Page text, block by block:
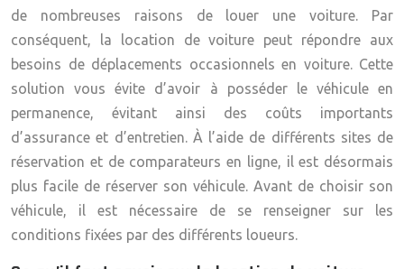
de nombreuses raisons de louer une voiture. Par
conséquent, la
location de voiture peut répondre aux
besoins de déplacements occasionnels en voiture. Cette
solution vous évite d’avoir à posséder le véhicule en
permanence, évitant ainsi des coûts importants
d’assurance et d’entretien. À l’aide de différents sites de
réservation et de comparateurs en ligne, il est désormais
plus facile de réserver son véhicule. Avant de choisir son
véhicule, il est nécessaire de se renseigner sur les
conditions fixées par des différents loueurs.